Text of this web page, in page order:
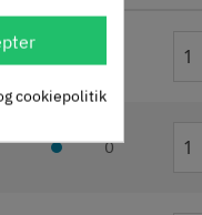
0
cookiepolitik